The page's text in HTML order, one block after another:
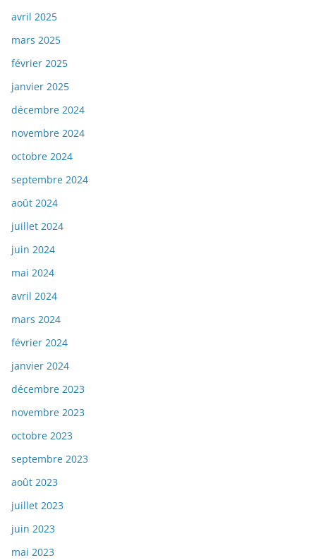
avril 2025
mars 2025
février 2025
janvier 2025
décembre 2024
novembre 2024
octobre 2024
septembre 2024
août 2024
juillet 2024
juin 2024
mai 2024
avril 2024
mars 2024
février 2024
janvier 2024
décembre 2023
novembre 2023
octobre 2023
septembre 2023
août 2023
juillet 2023
juin 2023
mai 2023